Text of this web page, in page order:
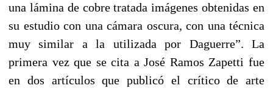
una lámina de cobre tratada imágenes obtenidas en
su estudio con una cámara oscura, con una técnica
muy similar a la utilizada por Daguerre”. La
primera vez que se cita a José Ramos Zapetti fue
en dos artículos que publicó el crítico de arte